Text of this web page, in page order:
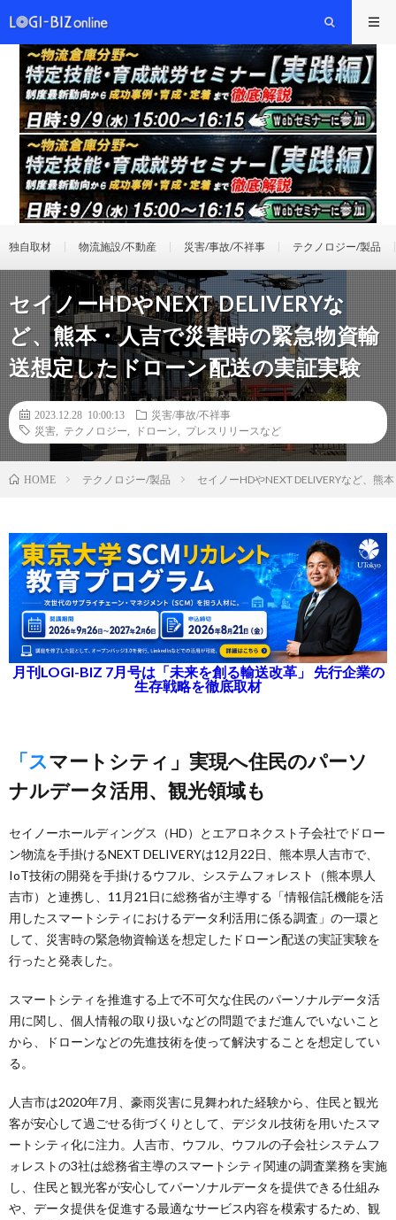
独自取材 物流施設/不動産 災害/事故/不祥事 テクノロジー/製品
セイノーHDやNEXT DELIVERYな
ど、熊本・人吉で災害時の緊急物資輸
送想定したドローン配送の実証実験
2023.12.28 10:00:13
災害/事故/不祥事
災害
テクノロジー ドローン プレスリリースなど
HOME テクノロジー/製品 セイノーHDやNEXT DELIVERYなど、熊
月刊LOGI-BIZ 7月号は「未来を創る輸送改革」 先行企業の
生存戦略を徹底取材
「スマートシティ」実現へ住民のパーソ
ナルデータ活用、観光領域も
セイノーホールディングス（HD）とエアロネクスト子会社でドロー
ン物流を手掛けるNEXT DELIVERYは12月22日、熊本県人吉市で、
IoT技術の開発を手掛けるウフル、システムフォレスト（熊本県人
吉市）と連携し、11月21日に総務省が主導する「情報信託機能を活
用したスマートシティにおけるデータ利活用に係る調査」の一環と
して、災害時の緊急物資輸送を想定したドローン配送の実証実験を
行ったと発表した。
スマートシティを推進する上で不可欠な住民のパーソナルデータ活
用に関し、個人情報の取り扱いなどの問題でまだ進んでいないこと
から、ドローンなどの先進技術を使って解決することを想定してい
る。
人吉市は2020年7月、豪雨災害に見舞われた経験から、住民と観光
客が安心して過ごせる街づくりとして、デジタル技術を用いたスマ
ートシティ化に注力。人吉市、ウフル、ウフルの子会社システムフ
ォレストの3社は総務省主導のスマートシティ関連の調査業務を実施
し、住民と観光客が安心してパーソナルデータを提供できる仕組み
や、データ提供を促進する最適なサービス内容を模索するため、観